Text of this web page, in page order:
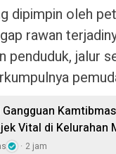
dipimpin oleh
rawan
penduduk, jalur
Vital di Kelurahan
2 jam